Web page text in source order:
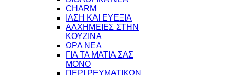
CHARM
ΙΑΣΗ ΚΑΙ ΕΥΕΞΙΑ
ΑΛΧΗΜΕΙΕΣ ΣΤΗΝ
ΚΟΥΖΙΝΑ
ΩΡΛ ΝEA
ΓΙΑ ΤΑ ΜΑΤΙΑ ΣΑΣ
ΜΟΝΟ
ΠΕΡΙ ΡΕΥΜΑΤΙΚΩΝ